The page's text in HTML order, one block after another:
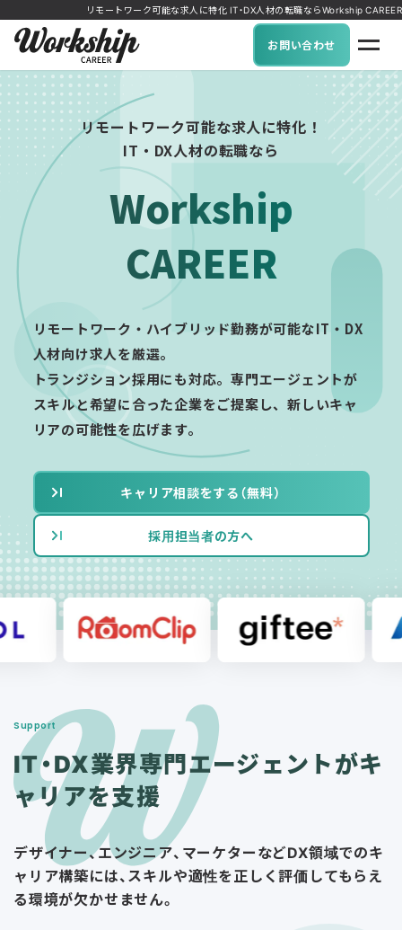
リモートワーク可能な求人に特化 IT・DX人材の転職ならWorkship CAREER
お問い合わせ
リモートワーク可能な求人に特化！
IT・DX人材の転職なら
Workship
CAREER
リモートワーク・ハイブリッド勤務が可能なIT・DX
人材向け求人を厳選。
トランジション採用にも対応。専門エージェントが
スキルと希望に合った企業をご提案し、新しいキャ
リアの可能性を広げます。
キャリア相談をする（無料）
採用担当者の方へ
Support
IT・DX業界専門エージェントがキ
ャリアを支援
デザイナー、エンジニア、マーケターなどDX領域でのキ
ャリア構築には、スキルや適性を正しく評価してもらえ
る環境が欠かせません。